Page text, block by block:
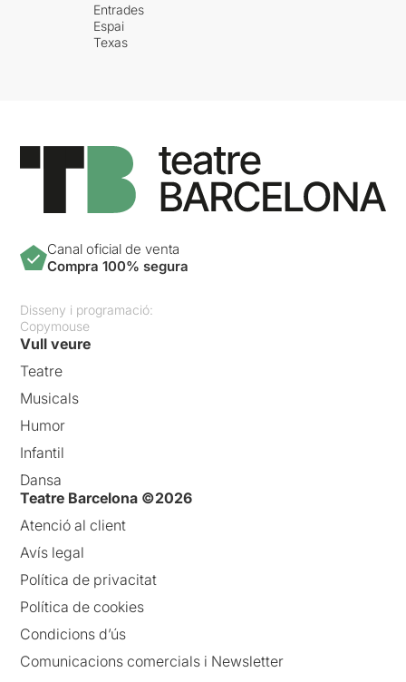
Entrades
Espai
Texas
Canal oficial de venta
Compra 100% segura
Disseny i programació:
Copymouse
Vull veure
Teatre
Musicals
Humor
Infantil
Dansa
Teatre Barcelona ©2026
Atenció al client
Avís legal
Política de privacitat
Política de cookies
Condicions d’ús
Comunicacions comercials i Newsletter